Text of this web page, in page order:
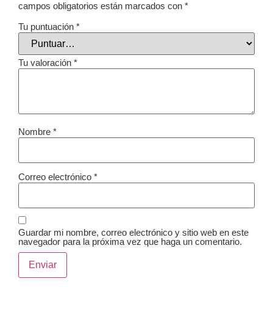
campos obligatorios están marcados con *
Tu puntuación *
Tu valoración *
Nombre *
Correo electrónico *
Guardar mi nombre, correo electrónico y sitio web en este
navegador para la próxima vez que haga un comentario.